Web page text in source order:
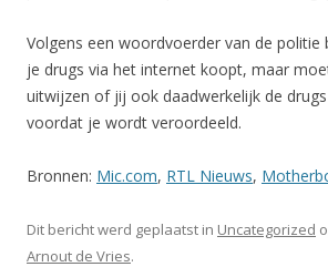
Volgens een woordvoerder van de politie
je drugs via het internet koopt, maar
uitwijzen of jij ook daadwerkelijk de
voordat je wordt veroordeeld.
Bronnen: Mic.com, RTL Nieuws,
Dit bericht werd geplaatst in Uncategorized
Arnout de Vries.